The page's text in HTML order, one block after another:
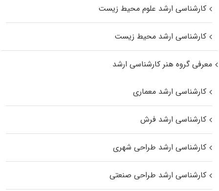
کارشناسی ارشد علوم محیط‌ زیست
کارشناسی ارشد محیط زیست
معرفی گروه هنر کارشناسی ارشد
کارشناسی ارشد معماری
کارشناسی ارشد فرش
کارشناسی ارشد طراحی شهری
کارشناسی ارشد طراحی صنعتی